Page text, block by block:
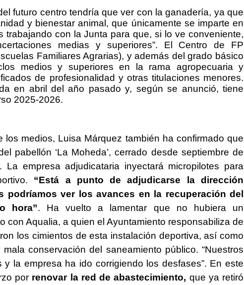
futuro centro tendría que ver con la ganadería, ya que
y bienestar animal, que únicamente se imparte en
trabajando con la Junta para que, si lo ve conveniente,
medias y superiores”. El Centro de FP
Familiares Agrarias), y además del grado básico
medios y superiores en la rama agropecuaria y
de profesionalidad y otras titulaciones menores.
en abril del año pasado y, según se anunció, tiene
2025-2026.
medios, Luisa Márquez también ha confirmado que
pabellón ‘La Moheda’, cerrado desde septiembre de
empresa adjudicataria inyectará micropilotes para
“Está a punto de adjudicarse la dirección
podríamos ver los avances en la recuperación del
hora”. Ha vuelto a lamentar que no hubiera un
con Aqualia, a quien el Ayuntamiento responsabiliza de
los cimientos de esta instalación deportiva, así como
conservación del saneamiento público. “Nuestros
y la empresa ha ido corrigiendo los desfases”. En este
por renovar la red de abastecimiento, que ya retiró